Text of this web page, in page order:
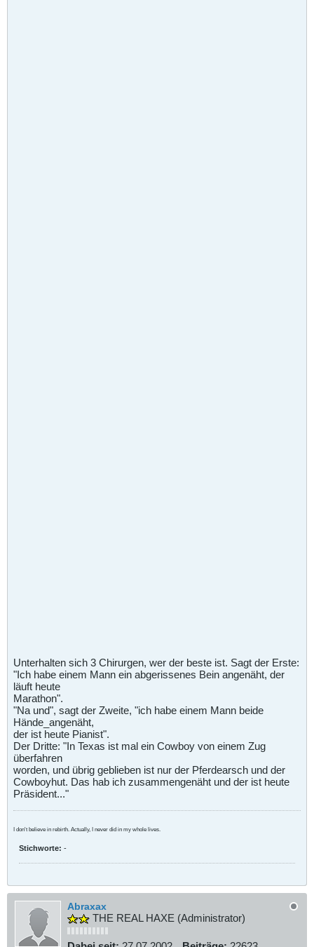
Unterhalten sich 3 Chirurgen, wer der beste ist. Sagt der Erste:
"Ich habe einem Mann ein abgerissenes Bein angenäht, der
läuft heute
Marathon".
"Na und", sagt der Zweite, "ich habe einem Mann beide
Hände_angenäht,
der ist heute Pianist".
Der Dritte: "In Texas ist mal ein Cowboy von einem Zug
überfahren
worden, und übrig geblieben ist nur der Pferdearsch und der
Cowboyhut. Das hab ich zusammengenäht und der ist heute
Präsident..."
I don't believe in rebirth. Actually, I never did in my whole lives.
Stichworte: -
Abraxax
THE REAL HAXE (Administrator)